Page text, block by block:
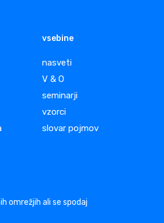
vsebine
nasveti
V & O
seminarji
vzorci
slovar pojmov
omrežjih ali se spodaj